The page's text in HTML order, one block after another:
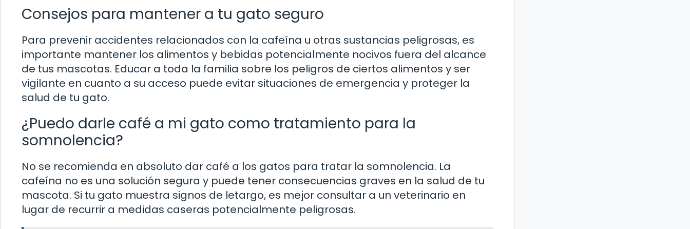
Consejos para mantener a tu gato seguro
Para prevenir accidentes relacionados con la cafeína u otras sustancias peligrosas, es
importante mantener los alimentos y bebidas potencialmente nocivos fuera del alcance
de tus mascotas. Educar a toda la familia sobre los peligros de ciertos alimentos y ser
vigilante en cuanto a su acceso puede evitar situaciones de emergencia y proteger la
salud de tu gato.
¿Puedo darle café a mi gato como tratamiento para la
somnolencia?
No se recomienda en absoluto dar café a los gatos para tratar la somnolencia. La
cafeína no es una solución segura y puede tener consecuencias graves en la salud de tu
mascota. Si tu gato muestra signos de letargo, es mejor consultar a un veterinario en
lugar de recurrir a medidas caseras potencialmente peligrosas.